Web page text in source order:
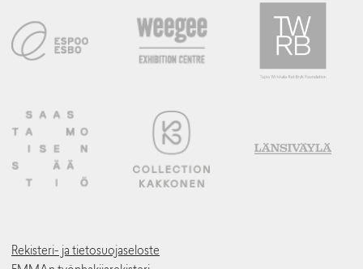
Rekisteri- ja tietosuojaseloste